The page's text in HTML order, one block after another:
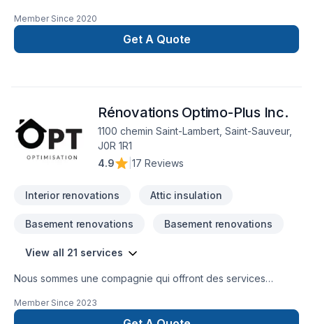
Member Since 2020
Get A Quote
Rénovations Optimo-Plus Inc.
1100 chemin Saint-Lambert, Saint-Sauveur,
J0R 1R1
4.9
17 Reviews
Interior renovations Attic insulation
Basement renovations Basement renovations
View all 21 services
Nous sommes une compagnie qui offront des services
comfort pour votre maison.
Member Since 2023